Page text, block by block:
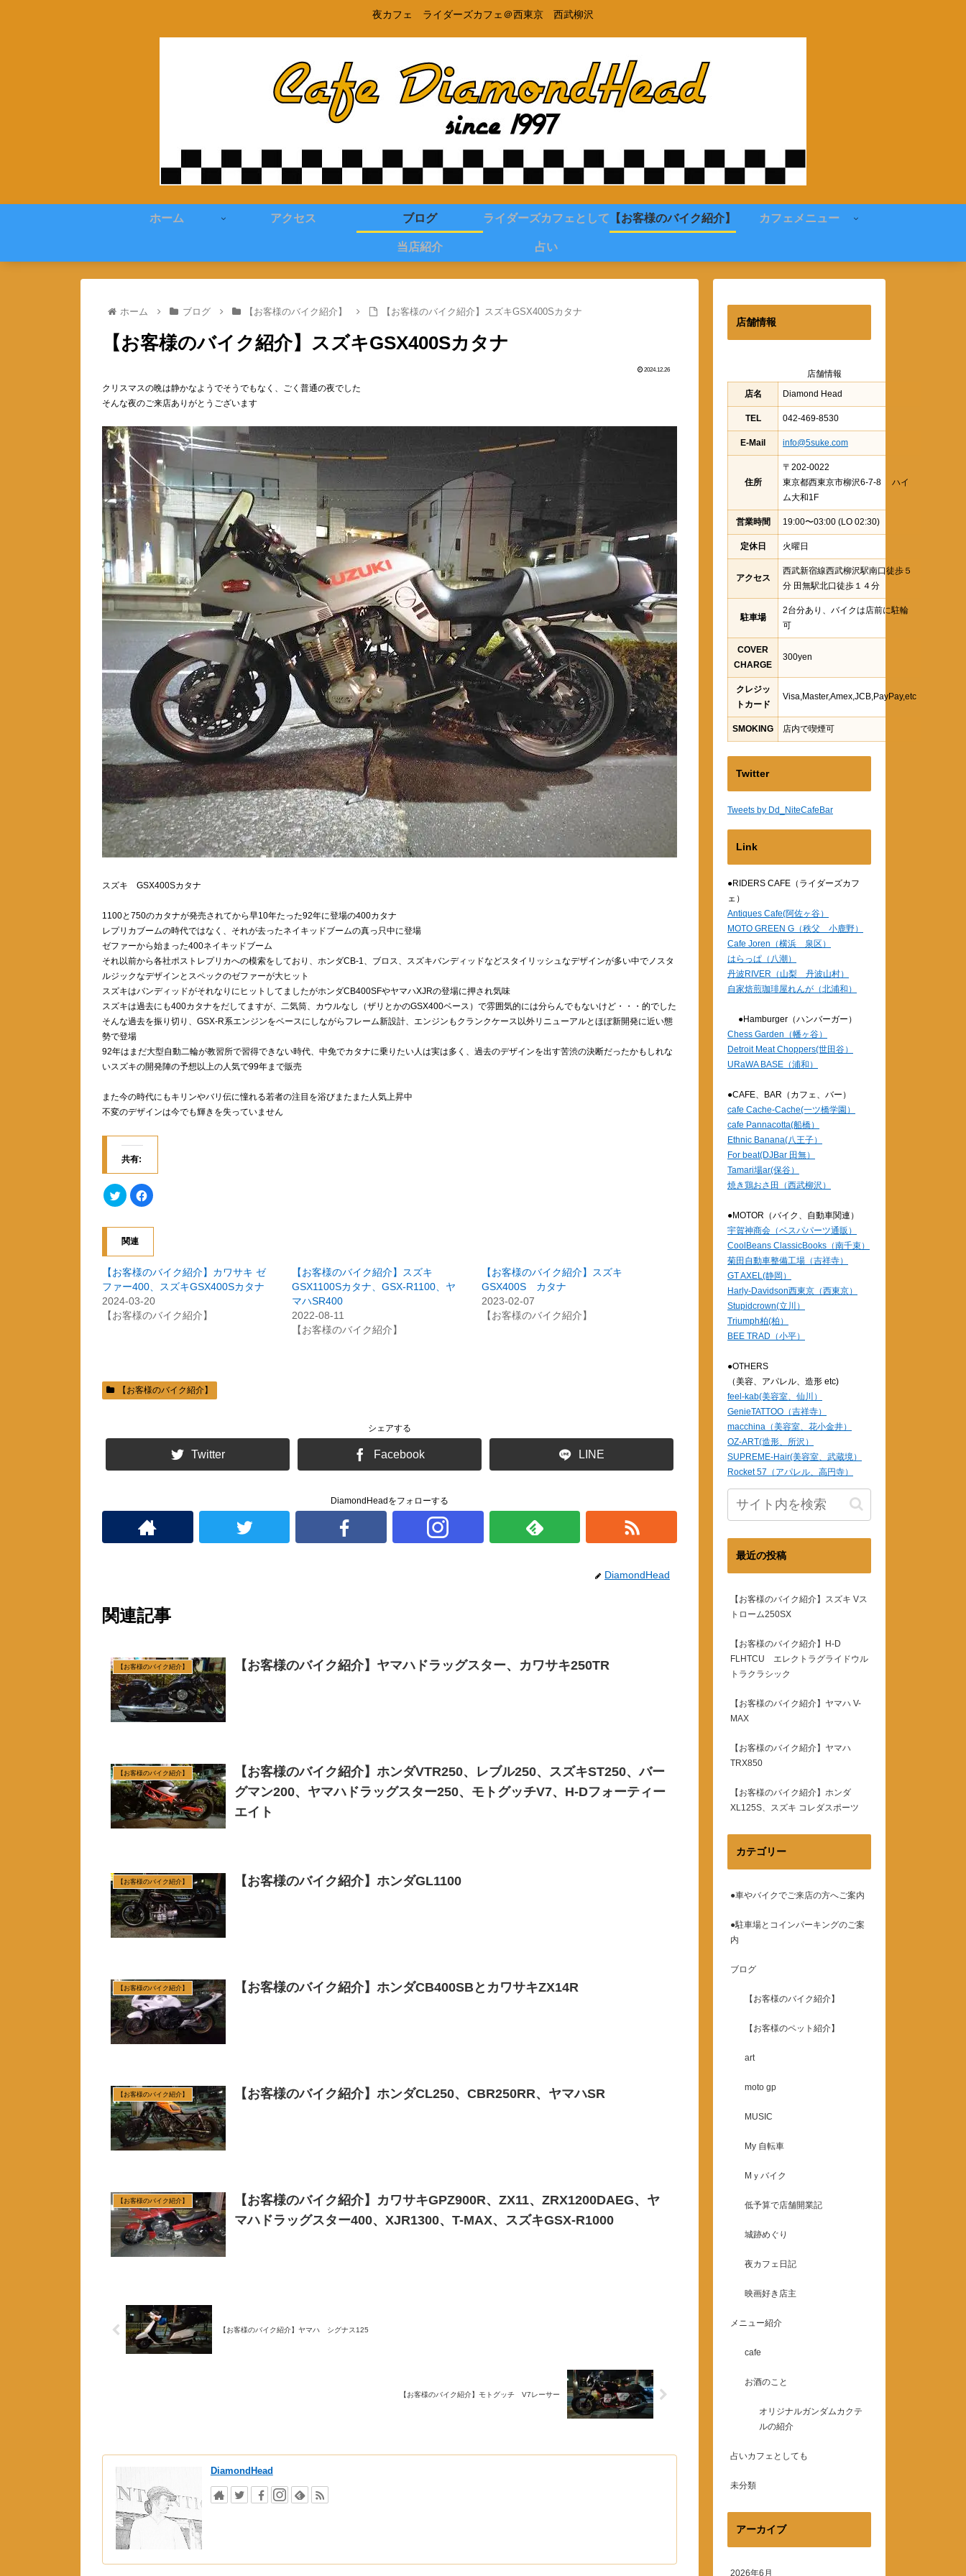
夜カフェ ライダーズカフェ＠西東京 西武柳沢
ホーム アクセス ブログ ライダーズカフェとして 【お客様のバイク紹介】 カフェメニュー
当店紹介 占い
ホーム ブログ 【お客様のバイク紹介】 【お客様のバイク紹介】スズキGSX400Sカタナ
【お客様のバイク紹介】スズキGSX400Sカタナ
2024.12.26
クリスマスの晩は静かなようでそうでもなく、ごく普通の夜でした
そんな夜のご来店ありがとうございます
スズキ GSX400Sカタナ
1100と750のカタナが発売されてから早10年たった92年に登場の400カタナ
レプリカブームの時代ではなく、それが去ったネイキッドブームの真っ只中に登場
ゼファーから始まった400ネイキッドブーム
それ以前から各社ポストレプリカへの模索をしており、ホンダCB-1、ブロス、スズキバンディッドなどスタイリッシュなデザインが多い中でノスタ
ルジックなデザインとスペックのゼファーが大ヒット
スズキはバンディッドがそれなりにヒットしてましたがホンダCB400SFやヤマハXJRの登場に押され気味
スズキは過去にも400カタナをだしてますが、二気筒、カウルなし（ザリとかのGSX400ベース）で雰囲気的には分らんでもないけど・・・的でした
そんな過去を振り切り、GSX-R系エンジンをベースにしながらフレーム新設計、エンジンもクランクケース以外リニューアルとほぼ新開発に近い態
勢で登場
92年はまだ大型自動二輪が教習所で習得できない時代、中免でカタナに乗りたい人は実は多く、過去のデザインを出す苦渋の決断だったかもしれな
いスズキの開発陣の予想以上の人気で99年まで販売
また今の時代にもキリンやバリ伝に憧れる若者の注目を浴びまたまた人気上昇中
不変のデザインは今でも輝きを失っていません
共有:
ク
リ
し
て
T
w
t
t
e
r
で
共
有
ン
ド
ウ
F
a
b
k
共
有
す
る
に
は
ク
だ
さ
い
ド
ま
す
関連
【お客様のバイク紹介】カワサキ ゼ
ファー400、スズキGSX400Sカタナ
2024-03-20
【お客様のバイク紹介】
【お客様のバイク紹介】スズキ
GSX1100Sカタナ、GSX-R1100、ヤ
マハSR400
2022-08-11
【お客様のバイク紹介】
【お客様のバイク紹介】スズキ
GSX400S カタナ
2023-02-07
【お客様のバイク紹介】
【お客様のバイク紹介】
シェアする
Twitter Facebook LINE
DiamondHeadをフォローする
DiamondHead
関連記事
【お客様のバイク紹介】 【お客様のバイク紹介】ヤマハドラッグスター、カワサキ250TR
【お客様のバイク紹介】
【お客様のバイク紹介】ホンダVTR250、レブル250、スズキST250、バー
グマン200、ヤマハドラッグスター250、モトグッチV7、H-Dフォーティー
エイト
【お客様のバイク紹介】 【お客様のバイク紹介】ホンダGL1100
【お客様のバイク紹介】 【お客様のバイク紹介】ホンダCB400SBとカワサキZX14R
【お客様のバイク紹介】 【お客様のバイク紹介】ホンダCL250、CBR250RR、ヤマハSR
【お客様のバイク紹介】
【お客様のバイク紹介】カワサキGPZ900R、ZX11、ZRX1200DAEG、ヤ
マハドラッグスター400、XJR1300、T-MAX、スズキGSX-R1000
【お客様のバイク紹介】ヤマハ シグナス125
【お客様のバイク紹介】モトグッチ V7レーサー
DiamondHead
店舗情報
店舗情報
店名
Diamond Head
TEL 042-469-8530
E-Mail info@5suke.com
住所
〒202-0022
東京都西東京市柳沢6-7-8 ハイ
ム大和1F
営業時間 19:00〜03:00 (LO 02:30)
定休日 火曜日
アクセス
西武新宿線西武柳沢駅南口徒歩５
分 田無駅北口徒歩１４分
駐車場
2台分あり、バイクは店前に駐輪
可
COVER
CHARGE
300yen
クレジッ
トカード
Visa,Master,Amex,JCB,PayPay,etc
SMOKING 店内で喫煙可
Twitter
Tweets by Dd_NiteCafeBar
Link
●RIDERS CAFE（ライダーズカフ
ェ）
Antiques Cafe(阿佐ヶ谷）
MOTO GREEN G（秩父 小鹿野）
Cafe Joren（横浜 泉区）
はらっぱ（八潮）
丹波RIVER（山梨 丹波山村）
自家焙煎珈琲屋れんが（北浦和）
●Hamburger（ハンバーガー）
Chess Garden（幡ヶ谷）
Detroit Meat Choppers(世田谷）
URaWA BASE（浦和）
●CAFE、BAR（カフェ、バー）
cafe Cache-Cache(一ツ橋学園）
cafe Pannacotta(船橋）
Ethnic Banana(八王子）
For beat(DJBar 田無）
Tamari場ar(保谷）
焼き鶏おさ田（西武柳沢）
●MOTOR（バイク、自動車関連）
宇賀神商会（ベスパパーツ通販）
CoolBeans ClassicBooks（南千束）
菊田自動車整備工場（吉祥寺）
GT AXEL(静岡）
Harly-Davidson西東京（西東京）
Stupidcrown(立川）
Triumph柏(柏）
BEE TRAD（小平）
●OTHERS
（美容、アパレル、造形 etc)
feel-kab(美容室、仙川）
GenieTATTOO（吉祥寺）
macchina（美容室、花小金井）
OZ-ART(造形、所沢）
SUPREME-Hair(美容室、武蔵境）
Rocket 57（アパレル、高円寺）
最近の投稿
【お客様のバイク紹介】スズキ Vス
トローム250SX
【お客様のバイク紹介】H-D
FLHTCU エレクトラグライドウル
トラクラシック
【お客様のバイク紹介】ヤマハ V-
MAX
【お客様のバイク紹介】ヤマハ
TRX850
【お客様のバイク紹介】ホンダ
XL125S、スズキ コレダスポーツ
カテゴリー
●車やバイクでご来店の方へご案内
●駐車場とコインパーキングのご案
内
ブログ
【お客様のバイク紹介】
【お客様のペット紹介】
art
moto gp
MUSIC
My 自転車
Mｙバイク
低予算で店舗開業記
城跡めぐり
夜カフェ日記
映画好き店主
メニュー紹介
cafe
お酒のこと
オリジナルガンダムカクテ
ルの紹介
占いカフェとしても
未分類
アーカイブ
2026年6月